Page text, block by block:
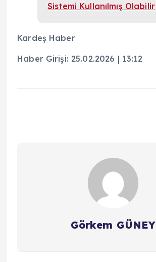
Sistemi Kullanılmış Olabilir
Kardeş Haber
Haber Girişi: 25.02.2026 | 13:12
Görkem GÜNEY